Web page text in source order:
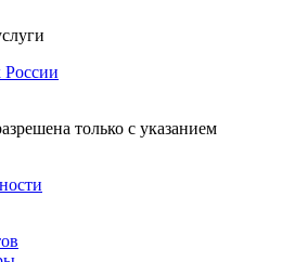
России
только с указанием